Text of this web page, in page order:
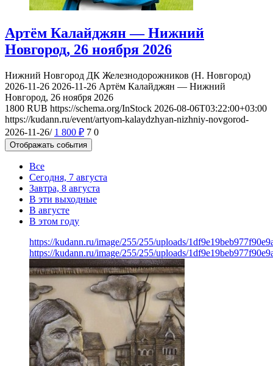
Артём Калайджян — Нижний
Новгород, 26 ноября 2026
Нижний Новгород ДК Железнодорожников (Н. Новгород)
2026-11-26 2026-11-26 Артём Калайджян — Нижний
Новгород, 26 ноября 2026
1800 RUB https://schema.org/InStock 2026-08-06T03:22:00+03:00
https://kudann.ru/event/artyom-kalaydzhyan-nizhniy-novgorod-
2026-11-26/ 1 800 ₽ 7 0
Отображать события
Все
Сегодня, 7 августа
Завтра, 8 августа
В эти выходные
В августе
В этом году
https://kudann.ru/image/255/255/uploads/
https://kudann.ru/image/255/255/uploads/